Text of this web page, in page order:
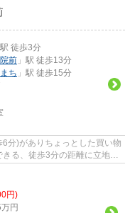
駅 徒歩3分
前 」駅 徒歩13分
ち 」駅 徒歩15分
分)がありちょっとした買い物
る、徒歩3分の距離に立地す
円)
円